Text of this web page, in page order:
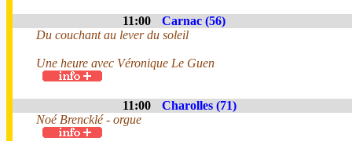
11:00
Carnac (56)
Du couchant au lever du soleil
Une heure avec Véronique Le Guen
11:00
Charolles (71)
Noé Brencklé - orgue